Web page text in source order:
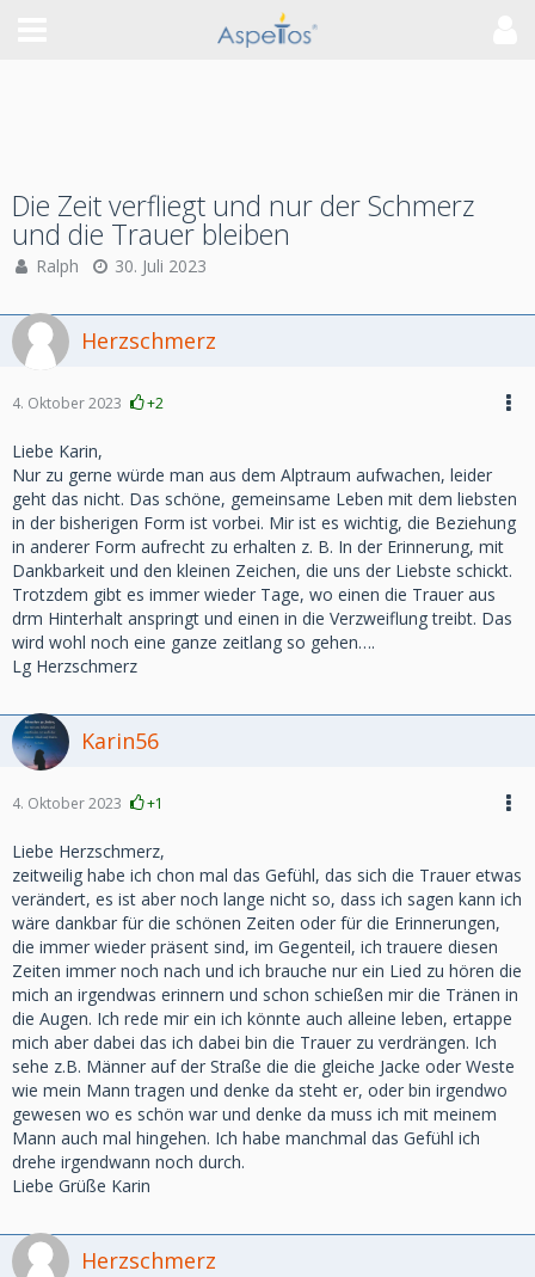
Die Zeit verfliegt und nur der Schmerz
und die Trauer bleiben
Ralph 30. Juli 2023
Herzschmerz
4. Oktober 2023 +2
Liebe Karin,
Nur zu gerne würde man aus dem Alptraum aufwachen, leider
geht das nicht. Das schöne, gemeinsame Leben mit dem liebsten
in der bisherigen Form ist vorbei. Mir ist es wichtig, die Beziehung
in anderer Form aufrecht zu erhalten z. B. In der Erinnerung, mit
Dankbarkeit und den kleinen Zeichen, die uns der Liebste schickt.
Trotzdem gibt es immer wieder Tage, wo einen die Trauer aus
drm Hinterhalt anspringt und einen in die Verzweiflung treibt. Das
wird wohl noch eine ganze zeitlang so gehen….
Lg Herzschmerz
Karin56
4. Oktober 2023 +1
Liebe Herzschmerz,
zeitweilig habe ich chon mal das Gefühl, das sich die Trauer etwas
verändert, es ist aber noch lange nicht so, dass ich sagen kann ich
wäre dankbar für die schönen Zeiten oder für die Erinnerungen,
die immer wieder präsent sind, im Gegenteil, ich trauere diesen
Zeiten immer noch nach und ich brauche nur ein Lied zu hören die
mich an irgendwas erinnern und schon schießen mir die Tränen in
die Augen. Ich rede mir ein ich könnte auch alleine leben, ertappe
mich aber dabei das ich dabei bin die Trauer zu verdrängen. Ich
sehe z.B. Männer auf der Straße die die gleiche Jacke oder Weste
wie mein Mann tragen und denke da steht er, oder bin irgendwo
gewesen wo es schön war und denke da muss ich mit meinem
Mann auch mal hingehen. Ich habe manchmal das Gefühl ich
drehe irgendwann noch durch.
Liebe Grüße Karin
Herzschmerz